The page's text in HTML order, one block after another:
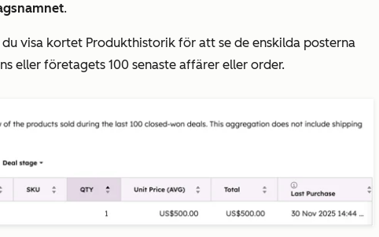
.
visa kortet Produkthistorik för att se de enskilda posterna
eller företagets 100 senaste affärer eller order.